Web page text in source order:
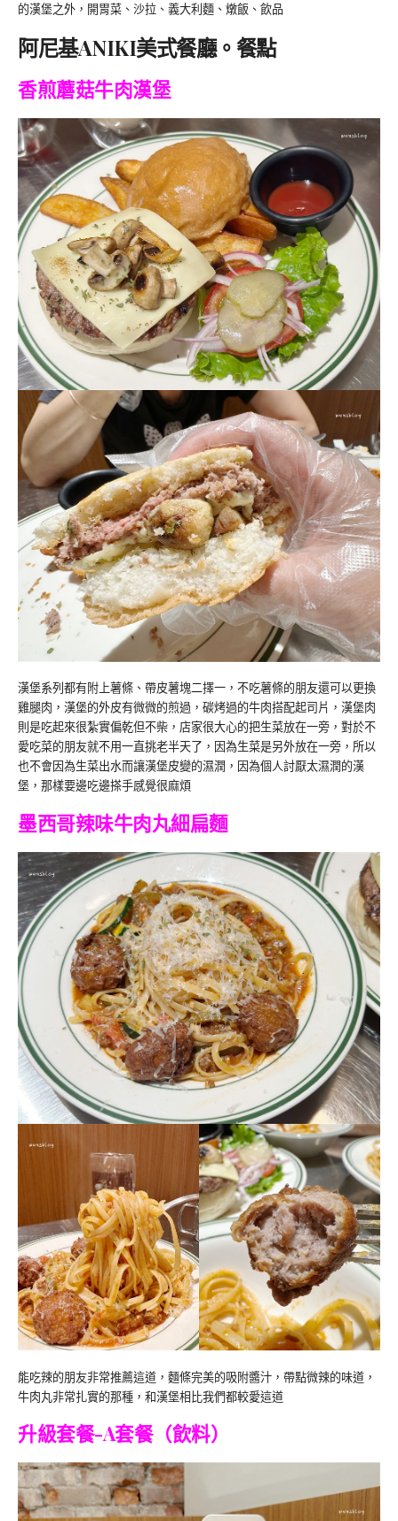
的漢堡之外，開胃菜、沙拉、義大利麵、燉飯、飲品
阿尼基ANIKI美式餐廳。餐點
香煎蘑菇牛肉漢堡
漢堡系列都有附上薯條、帶皮薯塊二擇一，不吃薯條的朋友還可以更換
雞腿肉，漢堡的外皮有微微的煎過，碳烤過的牛肉搭配起司片，漢堡肉
則是吃起來很紮實偏乾但不柴，店家很大心的把生菜放在一旁，對於不
愛吃菜的朋友就不用一直挑老半天了，因為生菜是另外放在一旁，所以
也不會因為生菜出水而讓漢堡皮變的濕潤，因為個人討厭太濕潤的漢
堡，那樣要邊吃邊搽手感覺很麻煩
墨西哥辣味牛肉丸細扁麵
能吃辣的朋友非常推薦這道，麵條完美的吸附醬汁，帶點微辣的味道，
牛肉丸非常扎實的那種，和漢堡相比我們都較愛這道
升級套餐-A套餐（飲料）